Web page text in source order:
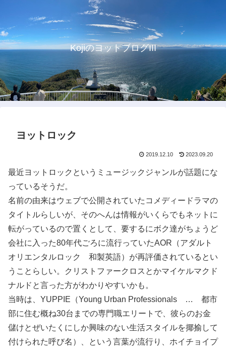
KojiのヨットブログIII
ヨットロック
2019.12.10 2023.09.20
最近ヨットロックというミュージックジャンルが話題にな
っているそうだ。
名前の由来はウェブで公開されていたコメディードラマの
タイトルらしいが、そのへんは情報がいくらでもネットに
転がっているので置くとして、要するにボク達がちょうど
会社に入った80年代ごろに流行っていたAOR（アダルト
オリエンタルロック 和製英語）が再評価されているとい
うことらしい。クリストファークロスとかマイケルマクド
ナルドと言った方がわかりやすいかも。
当時は、YUPPIE（Young Urban Professionals … 都市
部に住む概ね30台までの専門職エリートで、彼らのお金
儲けとぜいたくにしか興味のない生活スタイルを揶揄して
付けられた呼び名）、という言葉が流行り、ホイチョイプ